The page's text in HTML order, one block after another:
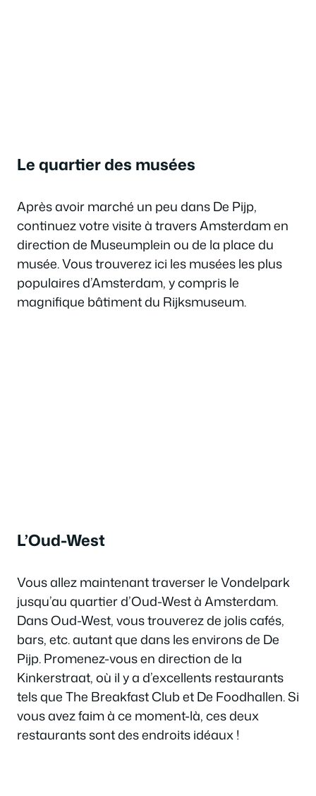
Le quartier des musées
Après avoir marché un peu dans De Pijp,
continuez votre visite à travers Amsterdam en
direction de Museumplein ou de la place du
musée. Vous trouverez ici les musées les plus
populaires d’Amsterdam, y compris le
magnifique bâtiment du Rijksmuseum.
L’Oud-West
Vous allez maintenant traverser le Vondelpark
jusqu’au quartier d’Oud-West à Amsterdam.
Dans Oud-West, vous trouverez de jolis cafés,
bars, etc. autant que dans les environs de De
Pijp. Promenez-vous en direction de la
Kinkerstraat, où il y a d’excellents restaurants
tels que The Breakfast Club et De Foodhallen. Si
vous avez faim à ce moment-là, ces deux
restaurants sont des endroits idéaux !